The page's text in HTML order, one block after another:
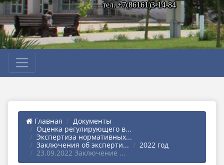
тел. +7(86161)3-14-84
Главная
Документы
Оценка регулирующего в...
Экспертиза нормативных...
Заключения об эксперти...
2022 год
23.09.2022 Заключение ...